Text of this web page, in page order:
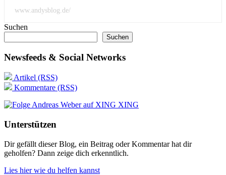
www.andysblog.de/
Suchen
Suchen
Newsfeeds & Social Networks
Artikel (RSS)
Kommentare (RSS)
XING
Unterstützen
Dir gefällt dieser Blog, ein Beitrag oder Kommentar hat dir
geholfen? Dann zeige dich erkenntlich.
Lies hier wie du helfen kannst